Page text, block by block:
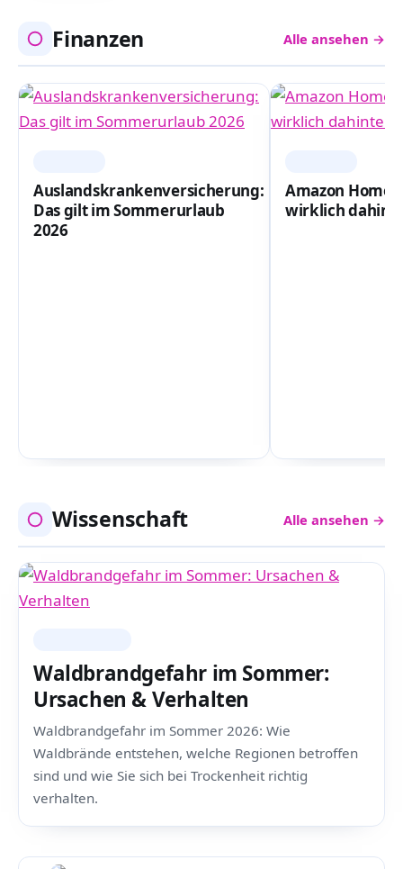
Finanzen Alle ansehen →
Auslandskrankenversicherung:
Das gilt im Sommerurlaub
2026
Amazon
wirklich
Wissenschaft Alle ansehen →
Waldbrandgefahr im Sommer:
Ursachen & Verhalten
Waldbrandgefahr im Sommer 2026: Wie
Waldbrände entstehen, welche Regionen betroffen
sind und wie Sie sich bei Trockenheit richtig
verhalten.